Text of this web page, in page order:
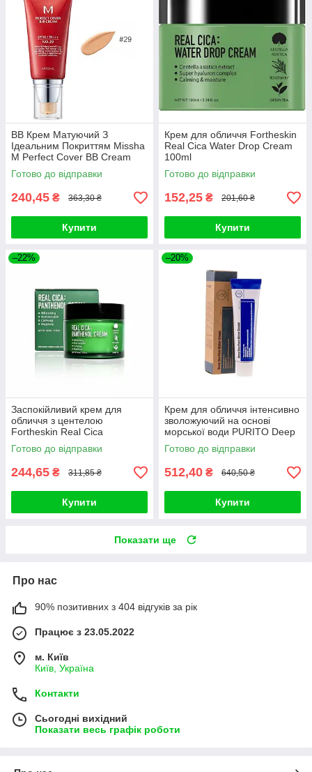
ВВ Крем Матуючий З
Ідеальним Покриттям Missha
M Perfect Cover BB Cream
SPF42 PA+++ (50ml, 29
відтінок - карамельний беж)
Готово до відправки
240,45 ₴ 363,30 ₴
Купити
Крем для обличчя Fortheskin
Real Cica Water Drop Cream
100ml
Готово до відправки
152,25 ₴ 201,60 ₴
Купити
–22%
Заспокійливий крем для
обличчя з центелою
Fortheskin Real Cica
Panthenol Cream 60ml
Готово до відправки
244,65 ₴ 311,85 ₴
Купити
–20%
Крем для обличчя інтенсивно
зволожуючий на основі
морської води PURITO Deep
Sea Pure Water Cream (#50g)
Готово до відправки
512,40 ₴ 640,50 ₴
Купити
Показати ще
Про нас
90% позитивних з 404 відгуків за рік
Працює з 23.05.2022
м. Київ
Київ, Україна
Контакти
Сьогодні вихідний
Показати весь графік роботи